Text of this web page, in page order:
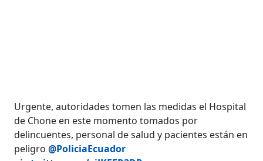
Urgente, autoridades tomen las medidas el Hospital
de Chone en este momento tomados por
delincuentes, personal de salud y pacientes están en
peligro@PoliciaEcuador